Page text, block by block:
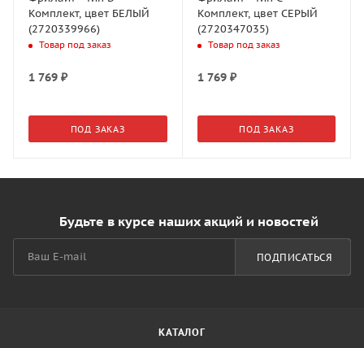
Комплект, цвет БЕЛЫЙ
(2720339966)
Товар под заказ
1 769 ₽
ПОД ЗАКАЗ
Комплект, цвет СЕРЫЙ
(2720347035)
Товар под заказ
1 769₽
ПОД ЗАКАЗ
Будьте в курсе наших акций и новостей
ПОДПИСАТЬСЯ
КАТАЛОГ